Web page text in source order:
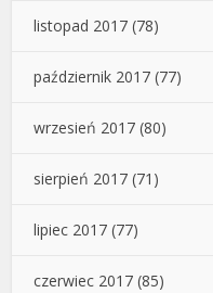
listopad 2017 (78)
październik 2017 (77)
wrzesień 2017 (80)
sierpień 2017 (71)
lipiec 2017 (77)
czerwiec 2017 (85)